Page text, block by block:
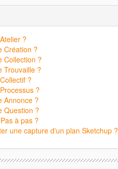
?
Création ?
Collection ?
Trouvaille ?
?
?
Annonce ?
Question ?
à pas ?
une capture d'un plan Sketchup ?